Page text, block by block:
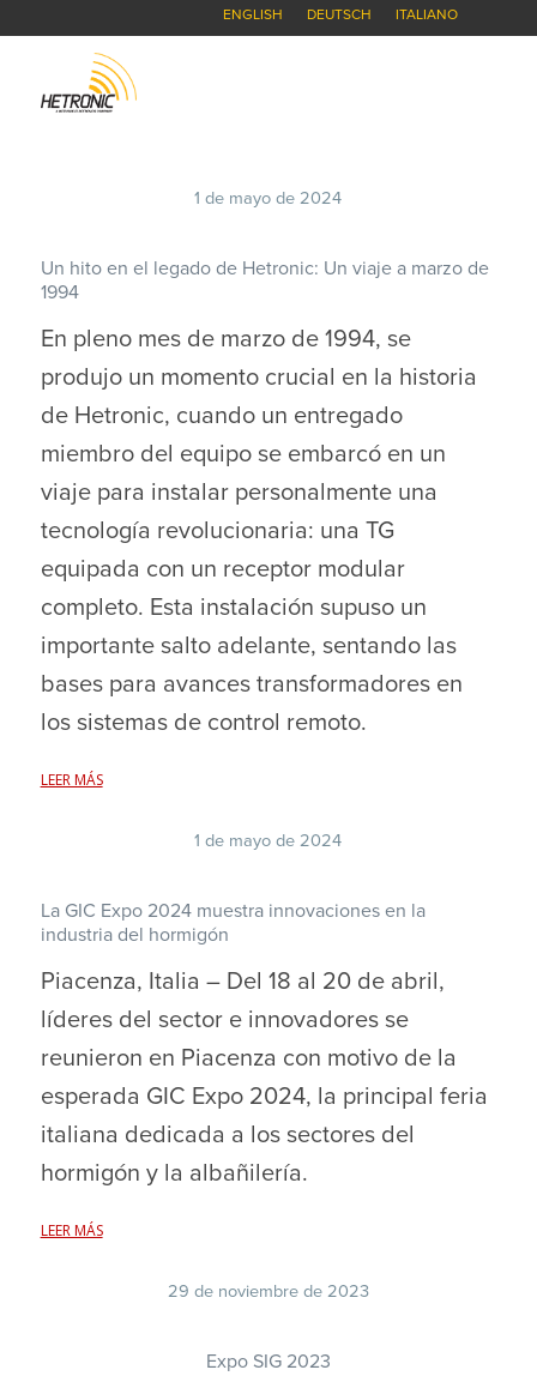
ENGLISH DEUTSCH ITALIANO
Un hito en el legado de Hetronic: Un viaje a marzo de
1994
1 de mayo de 2024
En pleno mes de marzo de 1994, se
produjo un momento crucial en la historia
de Hetronic, cuando un entregado
miembro del equipo se embarcó en un
viaje para instalar personalmente una
tecnología revolucionaria: una TG
equipada con un receptor modular
completo. Esta instalación supuso un
importante salto adelante, sentando las
bases para avances transformadores en
los sistemas de control remoto.
LEER MÁS
La GIC Expo 2024 muestra innovaciones en la
industria del hormigón
1 de mayo de 2024
Piacenza, Italia – Del 18 al 20 de abril,
líderes del sector e innovadores se
reunieron en Piacenza con motivo de la
esperada GIC Expo 2024, la principal feria
italiana dedicada a los sectores del
hormigón y la albañilería.
LEER MÁS
Expo SIG 2023
29 de noviembre de 2023